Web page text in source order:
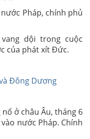
Pháp, chính phủ
dội trong cuộc
của phát xít Đức.
Đông Dương
ở châu Âu, tháng 6
nước Pháp. Chính